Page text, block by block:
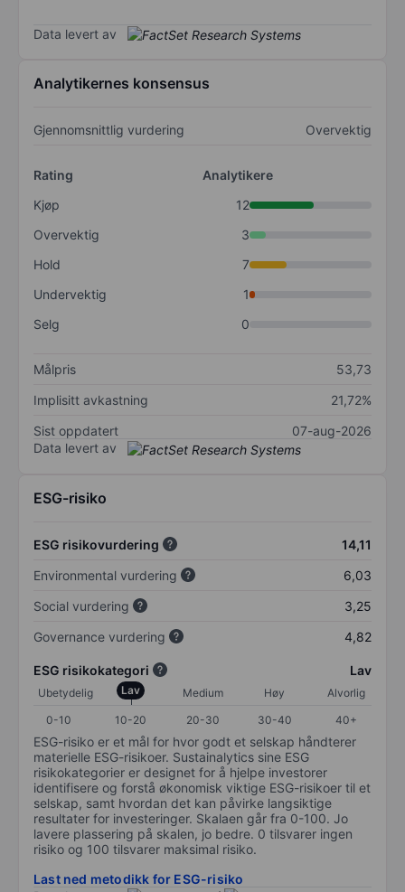
Data levert av
Analytikernes konsensus
Gjennomsnittlig vurdering Overvektig
Rating
Analytikere
Kjøp
12
Overvektig
3
Hold
7
Undervektig
1
Selg
0
Målpris
53,73
Implisitt avkastning
21,72%
Sist oppdatert
07-aug-2026
Data levert av
ESG-risiko
ESG risikovurdering
14,11
Environmental vurdering
6,03
Social vurdering
3,25
Governance vurdering
4,82
ESG risikokategori Lav
Ubetydelig Lav Medium Høy
Alvorlig
0-10
10-20 20-30 30-40 40+
ESG-risiko er et mål for hvor godt et selskap håndterer
materielle ESG-risikoer. Sustainalytics sine ESG
risikokategorier er designet for å hjelpe investorer
identifisere og forstå økonomisk viktige ESG-risikoer til et
selskap, samt hvordan det kan påvirke langsiktige
resultater for investeringer. Skalaen går fra 0-100. Jo
lavere plassering på skalen, jo bedre. 0 tilsvarer ingen
risiko og 100 tilsvarer maksimal risiko.
Last ned metodikk for ESG-risiko